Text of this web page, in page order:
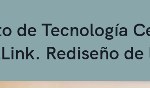
de Tecnología
Rediseño